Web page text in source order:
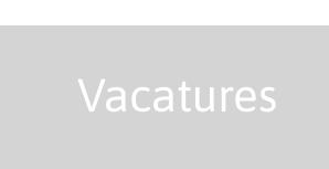
Vacatures